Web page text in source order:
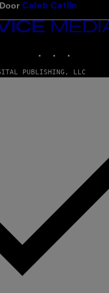
Door Caleb Catlin
PUBLISHING, LLC